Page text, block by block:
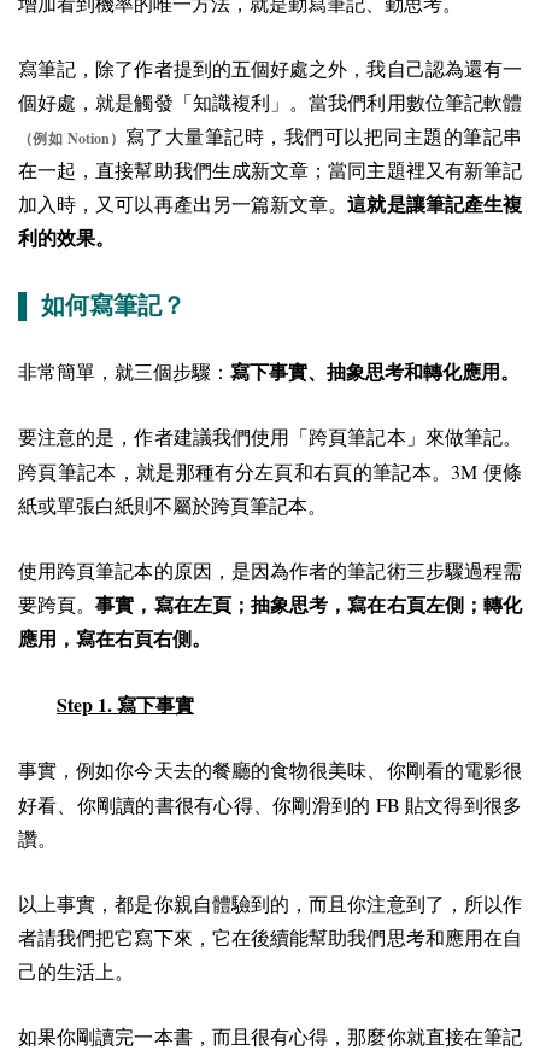
寫筆記，除了作者提到的五個好處之外，我自己認為還有一
個好處，就是觸發「知識複利」。當我們利用數位筆記軟體
（例如 Notion） 寫了大量筆記時，我們可以把同主題的筆記串
在一起，直接幫助我們生成新文章；當同主題裡又有新筆記
加入時，又可以再產出另一篇新文章。這就是讓筆記產生複
利的效果。
▌ 如何寫筆記？
非常簡單，就三個步驟：寫下事實、抽象思考和轉化應用。
要注意的是，作者建議我們使用「跨頁筆記本」來做筆記。
跨頁筆記本，就是那種有分左頁和右頁的筆記本。3M 便條
紙或單張白紙則不屬於跨頁筆記本。
使用跨頁筆記本的原因，是因為作者的筆記術三步驟過程需
要跨頁。事實，寫在左頁；抽象思考，寫在右頁左側；轉化
應用，寫在右頁右側。
Step 1.寫下事實
事實，例如你今天去的餐廳的食物很美味、你剛看的電影很
好看、你剛讀的書很有心得、你剛滑到的 FB 貼文得到很多
讚。
以上事實，都是你親自體驗到的，而且你注意到了，所以作
者請我們把它寫下來，它在後續能幫助我們思考和應用在自
己的生活上。
如果你剛讀完一本書，而且很有心得，那麼你就直接在筆記